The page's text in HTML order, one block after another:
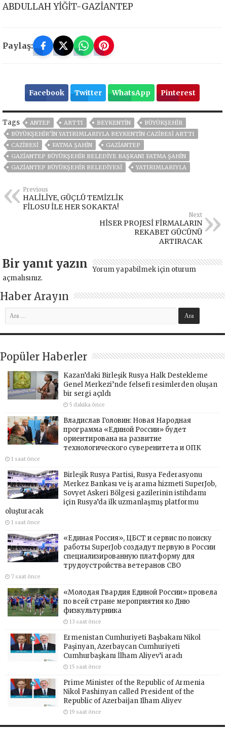
ABDULLAH YİĞİT-GAZİANTEP
Paylaş:
Facebook Twitter WhatsApp Pinterest
Tags ANTEP ARTTI BEYKENTİN
BÜYÜKŞEHİR
BÜYÜKŞEHİR’İN YATIRIMLARIYLA BEYKENTİN CAZİBESİ ARTTI
CAZİBESİ
FATMA ŞAHİN
GAZIANTEP
GAZIANTEP BÜYÜKŞEHIR BELEDIYE BAŞKANI FATMA ŞAHIN
GAZİANTEP BÜYÜKŞEHİR BELEDİYESİ
YATIRIMLARIYLA
Previous
HALİLİYE, GÜÇLÜ TEMİZLİK
FİLOSU İLE HER SOKAKTA!
Next
HİSER PROJESİ FİRMALARIN
REKABET GÜCÜNÜ
ARTIRACAK
Bir yanıt yazın Yorum yapabilmek için oturum
açmalısınız.
Haber Arayın
Popüler Haberler
Kazan’daki Birleşik Rusya Halk Destekleme
Genel Merkezi’nde felsefi resimlerden oluşan
bir sergi açıldı
5 dakika önce
Владислав Головин: Новая Народная
программа «Единой России» будет
ориентирована на развитие
технологического суверенитета и ОПК
1 saat önce
Birleşik Rusya Partisi, Rusya Federasyonu
Merkez Bankası ve iş arama hizmeti SuperJob,
Sovyet Askeri Bölgesi gazilerinin istihdamı
için Rusya’da ilk uzmanlaşmış platformu
oluşturacak
1 saat önce
«Единая Россия», ЦБСТ и сервис по поиску
работы SuperJob создадут первую в России
специализированную платформу для
трудоустройства ветеранов СВО
7 saat önce
«Молодая Гвардия Единой России» провела
по всей стране мероприятия ко Дню
физкультурника
13 saat önce
Ermenistan Cumhuriyeti Başbakanı Nikol
Paşinyan, Azerbaycan Cumhuriyeti
Cumhurbaşkanı İlham Aliyev’i aradı
15 saat önce
Prime Minister of the Republic of Armenia
Nikol Pashinyan called President of the
Republic of Azerbaijan Ilham Aliyev
19 saat önce